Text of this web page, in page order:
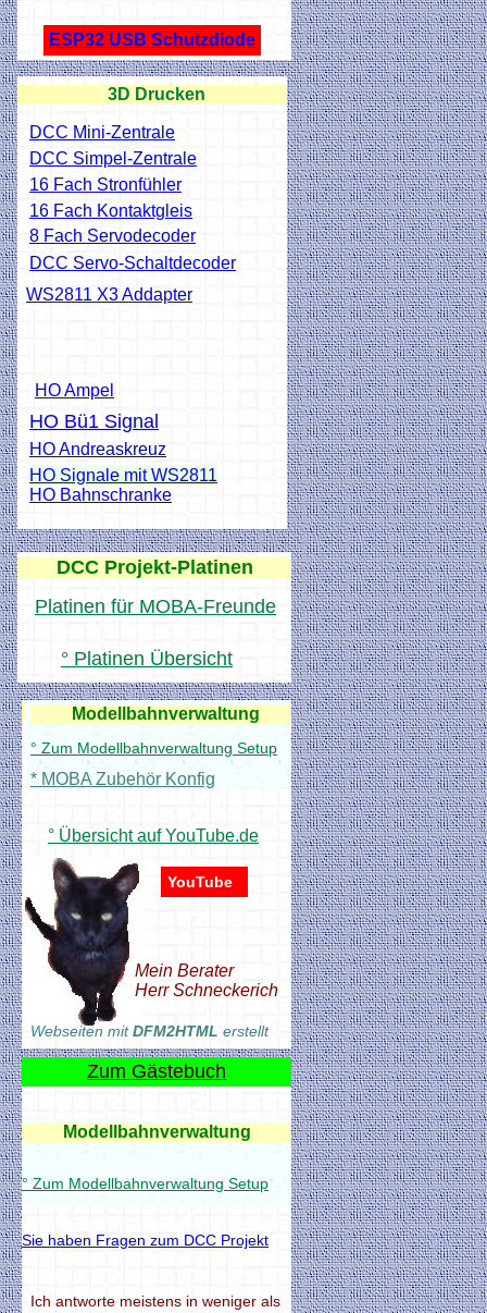
ESP32 USB Schutzdiode
3D Drucken
DCC Mini-Zentrale
DCC Simpel-Zentrale
16 Fach Stronfühler
16 Fach Kontaktgleis
8 Fach Servodecoder
DCC Servo-Schaltdecoder
WS2811 X3 Addapter
HO Ampel
HO Bü1 Signal
HO Andreaskreuz
HO Signale mit WS2811
HO Bahnschranke
Anleitungen
° Übersicht auf YouTube.de
Modellbahnverwaltung
° Zum Modellbahnverwaltung Setup
YouTube
* MOBA Zubehör Konfig
Mein Berater
Herr Schneckerich
Webseiten mitDFM2HTML erstellt
Zum Gästebuch
Modellbahnverwaltung
° Zum Modellbahnverwaltung Setup
Sie haben Fragen zum DCC Projekt
Ich antworte meistens in weniger als
Modellbahnverwaltung
° Zum Modellbahnverwaltung Setup
DCC Projekt-Platinen
Platinen für MOBA-Freunde
° Platinen Übersicht